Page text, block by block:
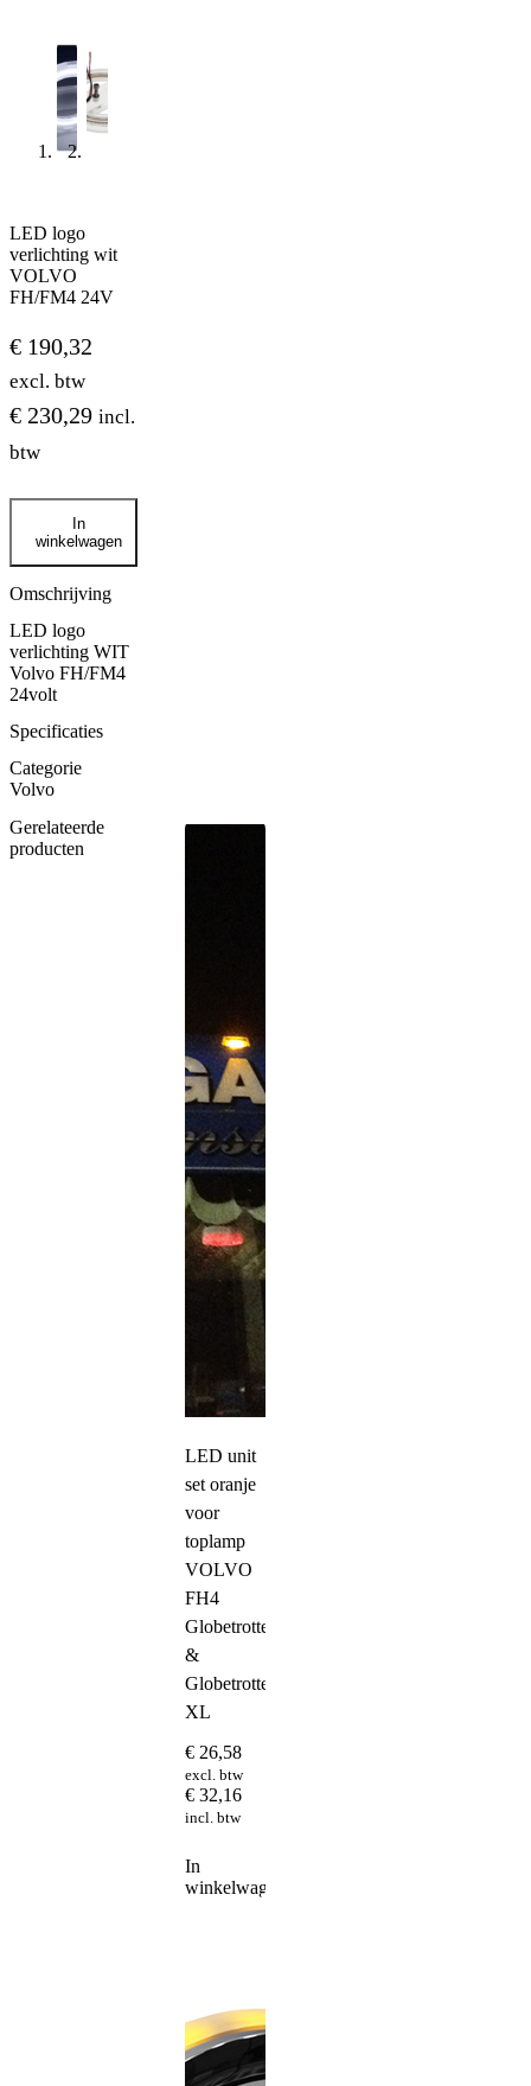
LED logo
verlichting wit
VOLVO
FH/FM4 24V
€ 190,32
excl. btw
€ 230,29 incl.
btw
LED
verlichting
wit
VOLVO
24V
aantal
In
winkelwagen
Omschrijving
LED logo
verlichting WIT
Volvo FH/FM4
24volt
Specificaties
Categorie
Volvo
Gerelateerde
producten
LED unit
set oranje
voor
toplamp
VOLVO
FH4
Globetrotter
&
Globetrotter
XL
€ 26,58
excl. btw
€ 32,16
incl. btw
In
winkelwagen